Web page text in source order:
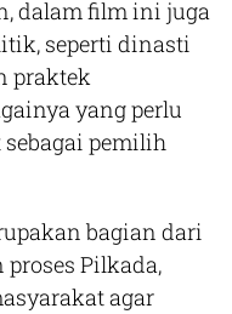
dalam film ini juga
seperti dinasti
praktek
yang perlu
pemilih
bagian dari
Pilkada,
agar